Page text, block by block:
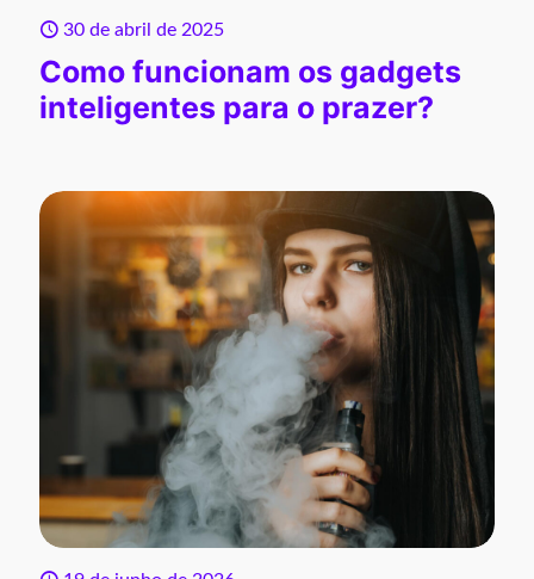
30 de abril de 2025
Como funcionam os gadgets
inteligentes para o prazer?